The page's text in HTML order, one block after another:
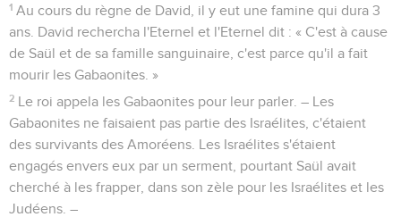
1 Au cours du règne de David, il y eut une famine qui dura 3
ans. David rechercha l'Eternel et l'Eternel dit : « C'est à cause
de Saül et de sa famille sanguinaire, c'est parce qu'il a fait
mourir les Gabaonites. »
2 Le roi appela les Gabaonites pour leur parler. – Les
Gabaonites ne faisaient pas partie des Israélites, c'étaient
des survivants des Amoréens. Les Israélites s'étaient
engagés envers eux par un serment, pourtant Saül avait
cherché à les frapper, dans son zèle pour les Israélites et les
Judéens. –